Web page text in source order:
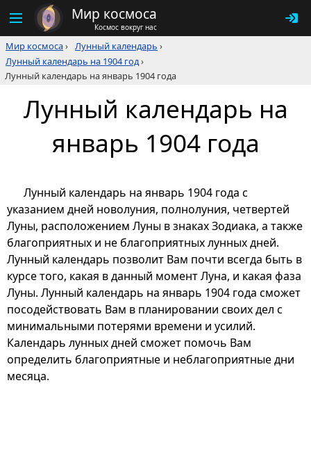
Мир космоса
Космос вокруг нас
Мир космоса› Лунный календарь ›
Лунный календарь на 1904 год›
Лунный календарь на январь 1904 года
Лунный календарь на
январь 1904 года
Лунный календарь на январь 1904 года с
указанием дней новолуния, полнолуния, четвертей
Луны, расположением Луны в знаках Зодиака, а также
благоприятных и не благоприятных лунных дней.
Лунный календарь позволит Вам почти всегда быть в
курсе того, какая в данный момент Луна, и какая фаза
Луны. Лунный календарь на январь 1904 года сможет
посодействовать Вам в планировании своих дел с
минимальными потерями времени и усилий.
Календарь лунных дней сможет помочь Вам
определить благоприятные и неблагоприятные дни
месяца.